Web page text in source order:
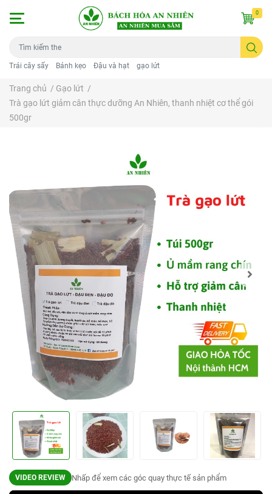
Trái cây sấy Bánh kẹo Đậu và hạt gạo lứt
0
Trang chủ / Gạo lứt /
Trà gạo lứt giảm cân thực dưỡng An Nhiên, thanh nhiệt cơ thể gói
500gr
VIDEO REVIEW Nhấp để xem các góc quay thực tế sản phẩm